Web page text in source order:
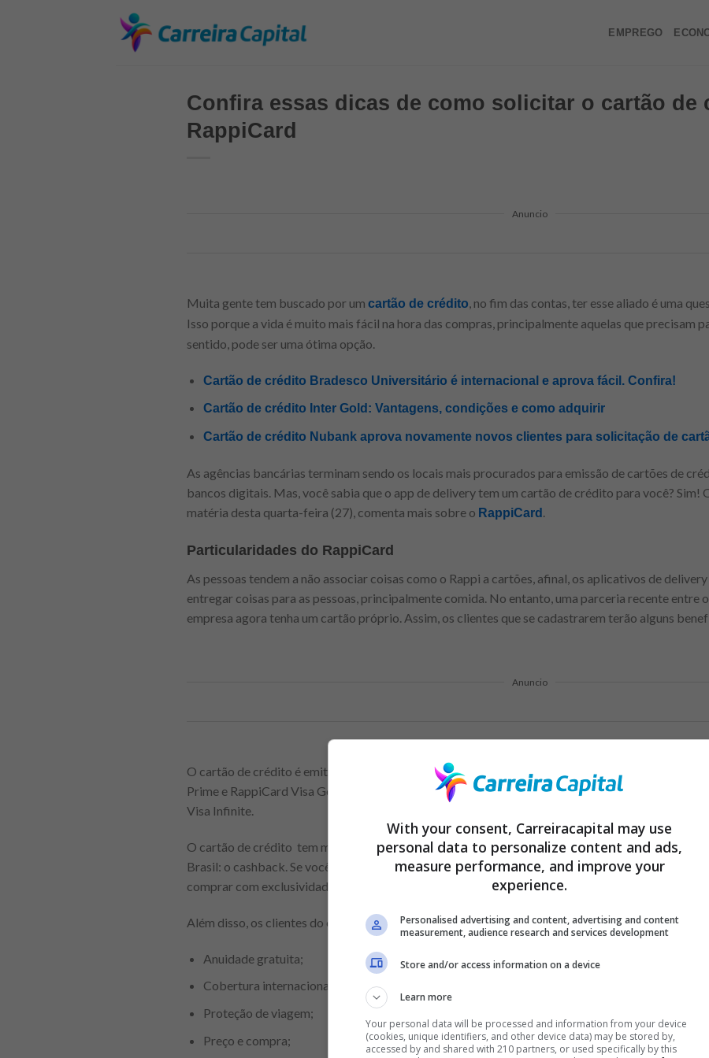
EMPREGO
Confira essas dicas de como solicitar o cartão de
RappiCard
Anuncio
Muita gente tem buscado por um cartão de crédito, no fim das contas, ter esse aliado é uma
Isso porque a vida é muito mais fácil na hora das compras, principalmente aquelas que precisam
sentido, pode ser uma ótima opção.
Cartão de crédito Bradesco Universitário é internacional e aprova fácil. Confira!
Cartão de crédito Inter Gold: Vantagens, condições e como adquirir
Cartão de crédito Nubank aprova novamente novos clientes para solicitação de
As agências bancárias terminam sendo os locais mais procurados para emissão de cartões de
bancos digitais. Mas, você sabia que o app de delivery tem um cartão de crédito para você? Sim!
matéria desta quarta-feira (27), comenta mais sobre o RappiCard
Particularidades do RappiCard
As pessoas tendem a não associar coisas como o Rappi a cartões, afinal, os aplicativos de
entregar coisas para as pessoas, principalmente comida. No entanto, uma parceria recente entre
empresa agora tenha um cartão próprio. Assim, os clientes que se cadastrarem terão alguns
Anuncio
O cartão de crédito é emitido na bandeira Visa e está sendo disponibilizado para seus usuários
Prime e RappiCard Visa Gold. A primeira é a versão mais básica do cartão, enquanto a segunda é
Visa Infinite.
O cartão de crédito tem muitas vantagens, e um dos maiores atrativos é, sem dúvida, algo que
Brasil: o cashback. Se você tiver um produto financeiro desse, receberá 1% de dinheiro de volta
comprar com exclusividade na Rappi, você ganha 3% de cashback, o que já é um grande benefício.
Além disso, os clientes do cartão mais básico, além de fazer parte do programa Vai de Visa,
Anuidade gratuita;
Cobertura internacional;
Proteção de viagem;
Preço e compra;
With your consent, Carreiracapital may use
personal data to personalize content and ads,
measure performance, and improve your
experience.
Personalised advertising and content, advertising and content
measurement, audience research and services development
Store and/or access information on a device
Learn more
Your personal data will be processed and information from your device
(cookies, unique identifiers, and other device data) may be stored by,
accessed by and shared with 210 partners, or used specifically by this